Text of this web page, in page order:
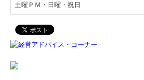
土曜ＰＭ・日曜・祝日